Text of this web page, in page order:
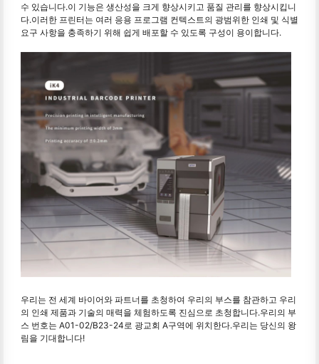
수 있습니다.이 기능은 생산성을 크게 향상시키고 품질 관리를 향상시킵니
다.이러한 프린터는 여러 응용 프로그램 컨텍스트의 광범위한 인쇄 및 식별
요구 사항을 충족하기 위해 쉽게 배포할 수 있도록 구성이 용이합니다.
우리는 전 세계 바이어와 파트너를 초청하여 우리의 부스를 참관하고 우리
의 인쇄 제품과 기술의 매력을 체험하도록 진심으로 초청합니다.우리의 부
스 번호는 A01-02/B23-24로 광교회 A구역에 위치한다.우리는 당신의 왕
림을 기대합니다!